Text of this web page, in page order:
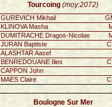
Tourcoing (moy:2072)
GUREVICH Mikhail
KLINOVA Masha
DUMITRACHE Dragos-Nicolae
JURAN Baptiste
ALASHTAR Aasef
BENREDOUANE Ilies
CAPPON John
MAES Claire
Boulogne Sur Mer